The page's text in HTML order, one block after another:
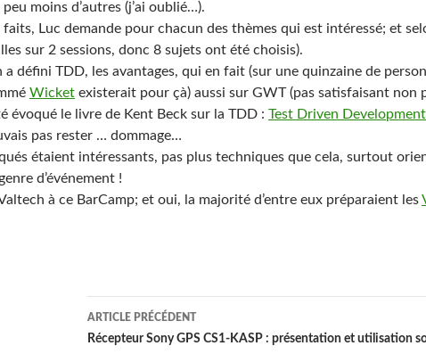
moins d’autres (j’ai oublié…).
Luc demande pour chacun des thèmes qui est intéressé; et
sur 2 sessions, donc 8 sujets ont été choisis).
a défini TDD, les avantages, qui en fait (sur une quinzaine de
Wicket existerait pour çà) aussi sur GWT (pas satisfaisant non
évoqué le livre de Kent Beck sur la TDD : Test Driven
pas rester … dommage…
étaient intéressants, pas plus techniques que cela, surtout
d’événement !
à ce BarCamp; et oui, la majorité d’entre eux préparaient les
Navigation
des
ARTICLE PRÉCÉDENT
Récepteur Sony GPS CS1-KASP : présentation et utilisation